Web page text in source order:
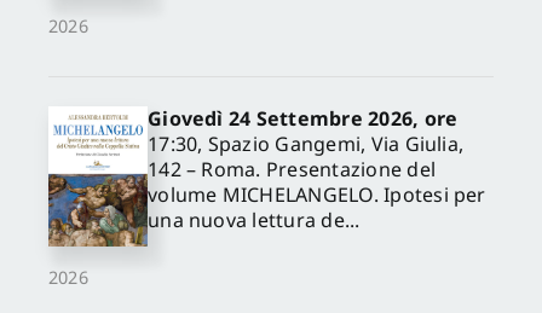
2026
2026
Giovedì 24 Settembre 2026, ore
17:30, Spazio Gangemi, Via Giulia,
142 – Roma. Presentazione del
volume MICHELANGELO. Ipotesi per
una nuova lettura de...